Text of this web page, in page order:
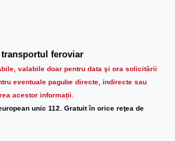
feroviar
valabile doar pentru data şi ora solicitării
eventuale pagube directe, indirecte sau
acestor informații.
unic 112. Gratuit în orice reţea de